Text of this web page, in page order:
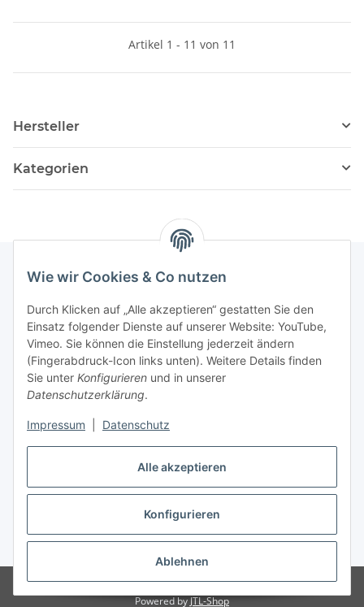
Alle akzeptieren
Konfigurieren
Ablehnen
Wie wir Cookies & Co nutzen
Durch Klicken auf „Alle akzeptieren“ gestatten Sie den
Einsatz folgender Dienste auf unserer Website: YouTube,
Vimeo. Sie können die Einstellung jederzeit ändern
(Fingerabdruck-Icon links unten). Weitere Details finden
Sie unter Konfigurieren und in unserer
Datenschutzerklärung.
Impressum Datenschutz
Artikel 1 - 11 von 11
Hersteller
Kategorien
Informationen
036204. 803903
Achtung!!!
16:00 – 19:00 Uhr
Vertrag widerrufen
* Alle Preise inkl. gesetzlicher USt., zzgl.Versand
© RC-High Performance
Irrtümer und Änderungen vorbehalten
Powered byJTL-Shop